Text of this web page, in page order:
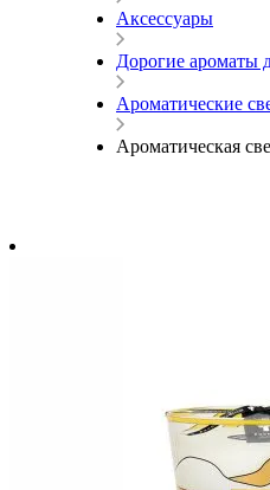
Аксессуары
Дорогие ароматы
Ароматические
Ароматическая